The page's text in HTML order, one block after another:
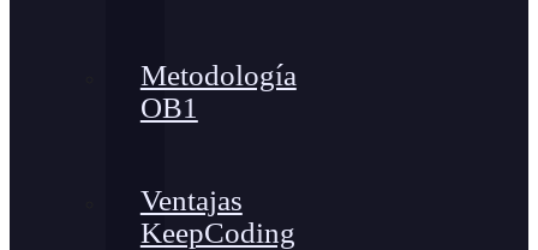
Metodología
OB1
Ventajas
KeepCoding